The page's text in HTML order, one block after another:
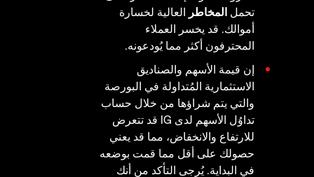
تحمل المخاطر العالية لخسارة
أموالك. قد يخسر العملاء
المحترفون أكثر مما يُودعونه.
إن قيمة الأسهم والصناديق
الاستثمارية المُتداولة في البورصة
والتي يتم شراؤها من خلال حساب
تداوُل الأسهم لدى IG قد تتعرض
للارتفاع والانخفاض، مما قد يعني
حصولك على أقل مما قمت بوضعه
في البداية. يُرجى التأكد من أنك